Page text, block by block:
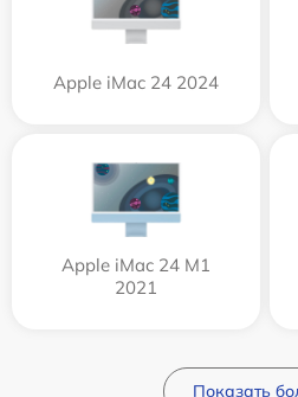
Apple iMac 24 2024
Apple iMac 24 M1
2021
Показать